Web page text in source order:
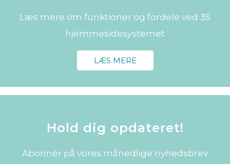
Læs mere om funktioner og fordele ved 3S
hjemmesidesystemet
LÆS MERE
Hold dig opdateret!
Abonnér på vores månedlige nyhedsbrev